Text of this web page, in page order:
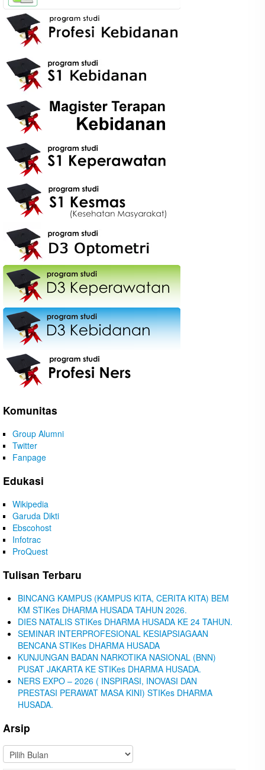
Komunitas
Group Alumni
Twitter
Fanpage
Edukasi
Wikipedia
Garuda Dikti
Ebscohost
Infotrac
ProQuest
Tulisan Terbaru
BINCANG KAMPUS (KAMPUS KITA, CERITA KITA) BEM
KM STIKes DHARMA HUSADA TAHUN 2026.
DIES NATALIS STIKes DHARMA HUSADA KE 24 TAHUN.
SEMINAR INTERPROFESIONAL KESIAPSIAGAAN
BENCANA STIKes DHARMA HUSADA
KUNJUNGAN BADAN NARKOTIKA NASIONAL (BNN)
PUSAT JAKARTA KE STIKes DHARMA HUSADA.
NERS EXPO – 2026 ( INSPIRASI, INOVASI DAN
PRESTASI PERAWAT MASA KINI) STIKes DHARMA
HUSADA.
Arsip